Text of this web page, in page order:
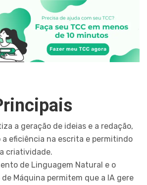
a geração de ideias e a redação,
eficiência na escrita e permitindo
criatividade.
de Linguagem Natural e o
Máquina permitem que a IA gere